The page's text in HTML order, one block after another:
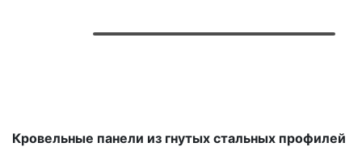
Кровельные панели из гнутых стальных профилей